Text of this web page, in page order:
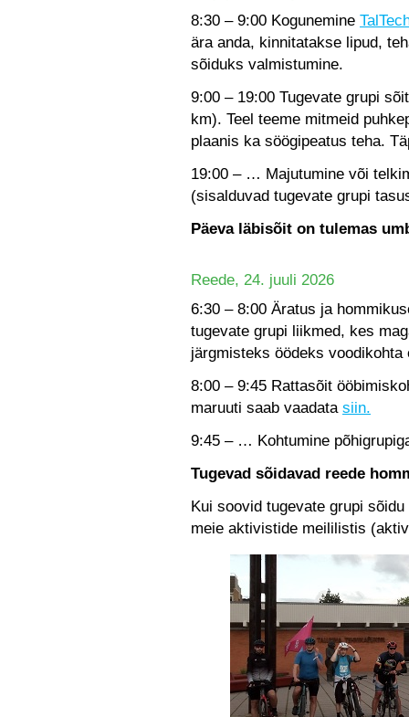
8:30 – 9:00 Kogunemine
ära anda, kinnitatakse lipud,
sõiduks valmistumine.
9:00 – 19:00 Tugevate grupi
km). Teel teeme mitmeid
plaanis ka söögipeatus teha.
19:00 – … Majutumine või
(sisalduvad tugevate grupi
Päeva läbisõit on tulemas
Reede, 24. juuli 2026
6:30 – 8:00 Äratus ja
tugevate grupi liikmed, kes
järgmisteks öödeks
8:00 – 9:45 Rattasõit
maruuti saab vaadata siin.
9:45 – … Kohtumine
Tugevad sõidavad reede
Kui soovid tugevate grupi
meie aktivistide meililistis